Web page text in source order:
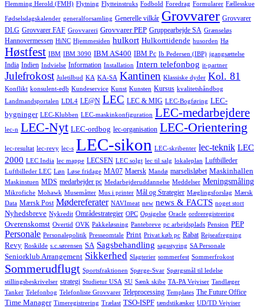
Flemming Herold (FMH) Flytning Flytteinstruks Fodbold Foredrag Formularer Fællesskue
Fødselsdagskalender generalforsamling Generelle vilkår Grovvarer Grovvarer
DLG Grovvarer FAF Grovvareri Grovvarer PEP Gruppearbejde SA Grænseløs
Hannovermessen HiNC Hjemmesiden hulkort Hulkorttidende husorden Hø
Høstfest IBM IBM 3090 IBM AS400 IBM Pc Ib Pedersen (IBP) igangsættelse
India Indien Indvielse Information Installation Intern telefonbog it-partner
Julefrokost Juletilbud KA KA-SA Kantinen Klassiske dyder Kol. 81
Konflikt konsulent-edb Kundeservice Kunst Kunsten Kursus kvalitetshåndbog
Landmandsportalen LDL4 LE@N LEC LEC & MIG LEC-Bogføring LEC-
bygninger LEC-Klubben LEC-maskinkonfiguration LEC-medarbejdere
lec-n LEC-Nyt LEC-ordbog lec-organisation LEC-Orientering
lec-resultat lec-revy lec-s LEC-sikon LEC-skribenter lec-teknik LEC
2000 LEC India lec mappe LECSEN LEC solgt lec til salg lokaleplan Luftbilleder
Luftbilleder LEC Løn Løse fridage MA07 Maersk Mandø marselisløbet Maskinhallen
Maskinstuen MDS medarbejder pc Medarbejderuddannelse Meddelser Meningsmåling
Mikrofiche Mohawk Musemåtter Mus i printer Mål og Strategier Mæglingsforslag Mærsk
Data Mærsk Post Mødereferater NAVImeat new news & FACTS noget stort
Nyhedsbreve Nykredit Områdestrategier OPC Opsigelse Oracle ordreregistrering
Overenskomst Overtid OVK Pakkeløsning Pantebreve pc arbejdsplads Pension PEP
Personale Personalepolitik Presseomtale Print Privat køb pc Rabat Rejseafregning
Revy Roskilde s.c.sørensen SA Sagsbehandling sagsstyring SA Personale
Seniorklub Arrangement Sikkerhed Slagterier sommerfest Sommerfrokost
Sommerudflugt Sportsfraktionen Spørge-Svar Spørgsmål til ledelse
stillingsbeskrivelser strategi Studietur USA SU Sænk skibe TA-PA Vejviser Tandlæger
Tanker Telefonbog Telefonliste Grovvarer Teleprocessing Templates The Future Office
Time Manager Timeregistrering Trælast TSO-ISPF tændstikæsker UD/TD Vejviser